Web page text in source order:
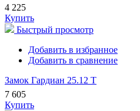
4 225
Купить
Быстрый просмотр
Добавить в избранное
Добавить в сравнение
Замок Гардиан 25.12 Т
7 605
Купить